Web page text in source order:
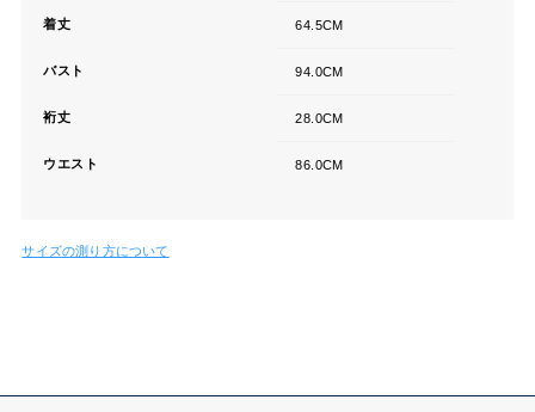
着丈 64.5CM
バスト 94.0CM
裄丈 28.0CM
ウエスト 86.0CM
サイズの測り方について